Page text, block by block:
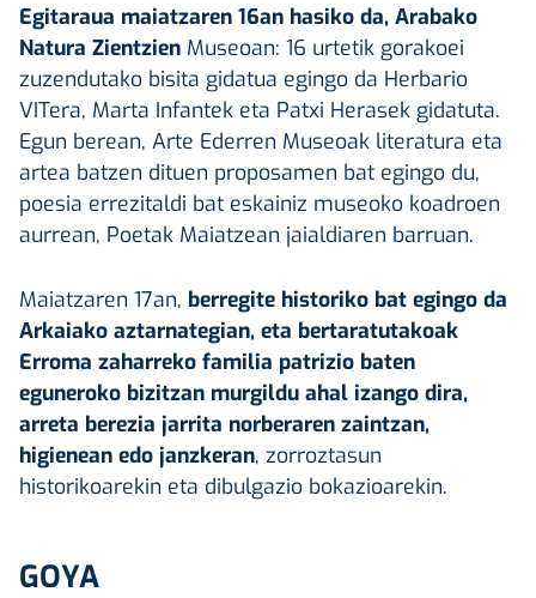
Egitaraua maiatzaren 16an hasiko da, Arabako
Natura Zientzien Museoan: 16 urtetik gorakoei
zuzendutako bisita gidatua egingo da Herbario
VITera, Marta Infantek eta Patxi Herasek gidatuta.
Egun berean, Arte Ederren Museoak literatura eta
artea batzen dituen proposamen bat egingo du,
poesia errezitaldi bat eskainiz museoko koadroen
aurrean, Poetak Maiatzean jaialdiaren barruan.
Maiatzaren 17an, berregite historiko bat egingo da
Arkaiako aztarnategian, eta bertaratutakoak
Erroma zaharreko familia patrizio baten
eguneroko bizitzan murgildu ahal izango dira,
arreta berezia jarrita norberaren zaintzan,
higienean edo janzkeran, zorroztasun
historikoarekin eta dibulgazio bokazioarekin.
GOYA